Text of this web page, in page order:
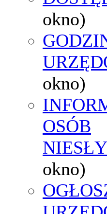
okno)
okno)
OSÓB
okno)